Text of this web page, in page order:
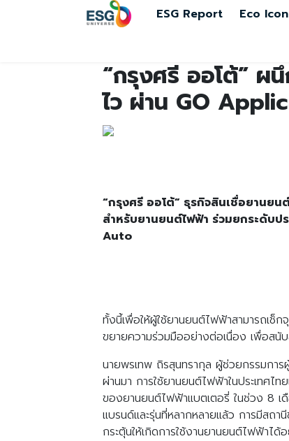
ESG Report Eco Icon
“กรุงศรี ออโต้” ผ
ไว ผ่าน GO
“กรุงศรี ออโต้” ธุรกิจสินเชื่อยานย
สำหรับยานยนต์ไฟฟ้า ร่วมยกระดับ
Auto
ทั้งนี้เพื่อให้ผู้ใช้ยานยนต์ไฟฟ้าสามารถเช็
ขยายความร่วมมืออย่างต่อเนื่อง เพื่อสนับ
นายพรเทพ ถิรสุนทรากุล ผู้ช่วยกรรมกา
ผ่านมา การใช้ยานยนต์ไฟฟ้าในประเทศไ
ของยานยนต์ไฟฟ้าแบตเตอรี่ ในช่วง 8
แบรนด์และรุ่นที่หลากหลายแล้ว การมีสถา
กระตุ้นให้เกิดการใช้งานยานยนต์ไฟฟ้าได้